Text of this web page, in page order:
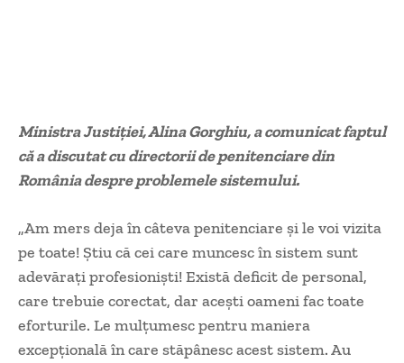
Ministra Justiției, Alina Gorghiu, a comunicat faptul
că a discutat cu directorii de penitenciare din
România despre problemele sistemului.
„Am mers deja în câteva penitenciare și le voi vizita
pe toate! Știu că cei care muncesc în sistem sunt
adevărați profesioniști! Există deficit de personal,
care trebuie corectat, dar acești oameni fac toate
eforturile. Le mulțumesc pentru maniera
excepțională în care stăpânesc acest sistem. Au